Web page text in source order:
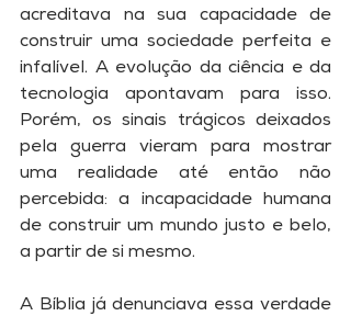
acreditava na sua capacidade de
construir uma sociedade perfeita e
infalível. A evolução da ciência e da
tecnologia apontavam para isso.
Porém, os sinais trágicos deixados
pela guerra vieram para mostrar
uma realidade até então não
percebida: a incapacidade humana
de construir um mundo justo e belo,
a partir de si mesmo.
A Bíblia já denunciava essa verdade